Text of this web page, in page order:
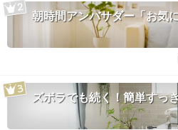
朝時間アンバサダー「お気
ズボラでも続く！簡単すっ